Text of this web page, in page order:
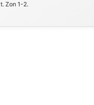
Zon 1-2.